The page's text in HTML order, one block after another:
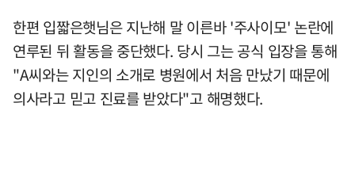
한편 입짧은햇님은 지난해 말 이른바 '주사이모' 논란에
연루된 뒤 활동을 중단했다. 당시 그는 공식 입장을 통해
"A씨와는 지인의 소개로 병원에서 처음 만났기 때문에
의사라고 믿고 진료를 받았다"고 해명했다.